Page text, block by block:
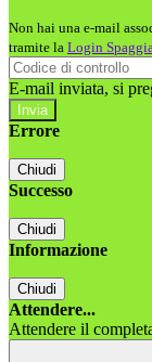
Non hai una e-mail
tramite la Login
E-mail inviata, si
Errore
Chiudi
Successo
Chiudi
Informazione
Chiudi
Attendere...
Attendere il